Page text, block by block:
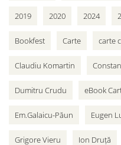
2019 2020 2024
Bookfest Carte carte
Claudiu Komartin
Dumitru Crudu eBook
Em.Galaicu-Păun Eugen
Grigore Vieru Ion Druță